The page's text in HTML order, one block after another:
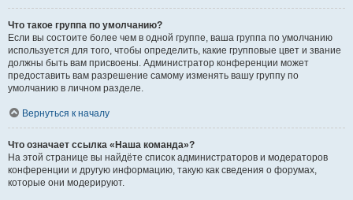
Что такое группа по умолчанию?
Если вы состоите более чем в одной группе, ваша группа по умолчанию
используется для того, чтобы определить, какие групповые цвет и звание
должны быть вам присвоены. Администратор конференции может
предоставить вам разрешение самому изменять вашу группу по
умолчанию в личном разделе.
Вернуться к началу
Что означает ссылка «Наша команда»?
На этой странице вы найдёте список администраторов и модераторов
конференции и другую информацию, такую как сведения о форумах,
которые они модерируют.